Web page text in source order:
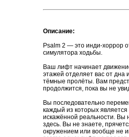
Описание:
Psalm 2 — это инди-хоррор
симулятора ходьбы.
Ваш лифт начинает
этажей отделяет вас от дна
тёмные пролёты. Вам
продолжится, пока вы не
Вы последовательно
каждый из которых
искажённой реальности. Вы
здесь. Вы не знаете,
окружением или вообще не